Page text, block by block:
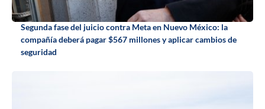
Segunda fase del juicio contra Meta en Nuevo México: la
compañía deberá pagar $567 millones y aplicar cambios de
seguridad